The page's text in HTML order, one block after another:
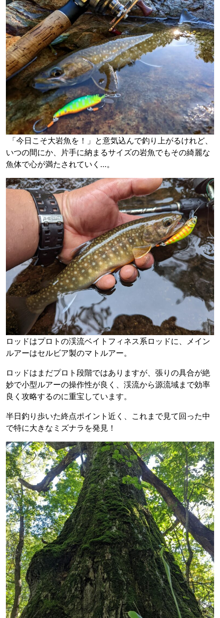
「今日こそ大岩魚を！」と意気込んで釣り上がるけれど、
いつの間にか、片手に納まるサイズの岩魚でもその綺麗な
魚体で心が満たされていく…。
ロッドはプロトの渓流ベイトフィネス系ロッドに、メイン
ルアーはセルビア製のマトルアー。
ロッドはまだプロト段階ではありますが、張りの具合が絶
妙で小型ルアーの操作性が良く、渓流から源流域まで効率
良く攻略するのに重宝しています。
半日釣り歩いた終点ポイント近く、これまで見て回った中
で特に大きなミズナラを発見！